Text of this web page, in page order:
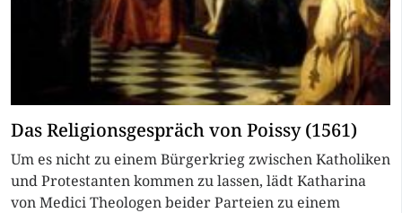
Das Religionsgespräch von Poissy (1561)
Um es nicht zu einem Bürgerkrieg zwischen Katholiken
und Protestanten kommen zu lassen, lädt Katharina
von Medici Theologen beider Parteien zu einem